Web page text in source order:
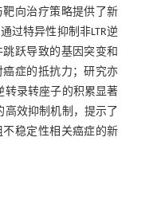
靶向治疗策略提供了新
过特异性抑制非LTR逆
跃导致的基因突变和
症的抵抗力；研究亦
转录转座子的积累显著
效抑制机制，提示了
稳定性相关癌症的新